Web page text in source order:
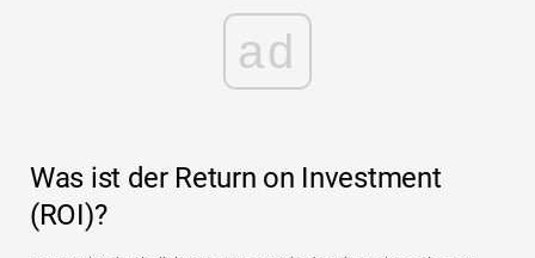
ad
Was ist der Return on Investment
(ROI)?